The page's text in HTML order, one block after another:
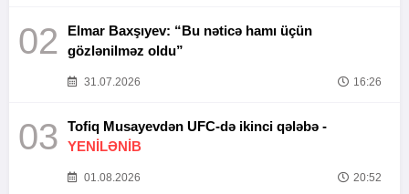
02
Elmar Baxşıyev: “Bu nəticə hamı üçün
gözlənilməz oldu”
31.07.2026 16:26
03
Tofiq Musayevdən UFC-də ikinci qələbə -
YENİLƏNİB
01.08.2026 20:52